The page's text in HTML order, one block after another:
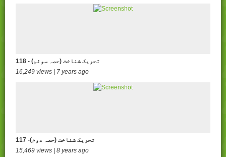
118 - تحریک شناخت (حصہ سوئم)
16,249 views | 7 years ago
117 -تحریک شناخت (حصہ دوم)
15,469 views | 8 years ago